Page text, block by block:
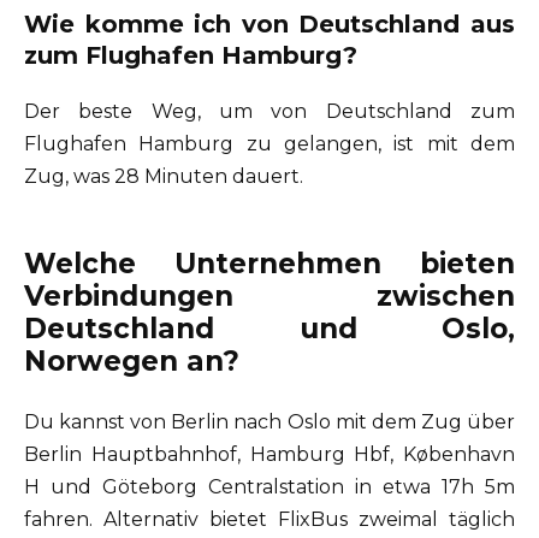
Wie komme ich von Deutschland aus
zum Flughafen Hamburg?
Der beste Weg, um von Deutschland zum
Flughafen Hamburg zu gelangen, ist mit dem
Zug, was 28 Minuten dauert.
Welche Unternehmen bieten
Verbindungen zwischen
Deutschland und Oslo,
Norwegen an?
Du kannst von Berlin nach Oslo mit dem Zug über
Berlin Hauptbahnhof, Hamburg Hbf, København
H und Göteborg Centralstation in etwa 17h 5m
fahren. Alternativ bietet FlixBus zweimal täglich